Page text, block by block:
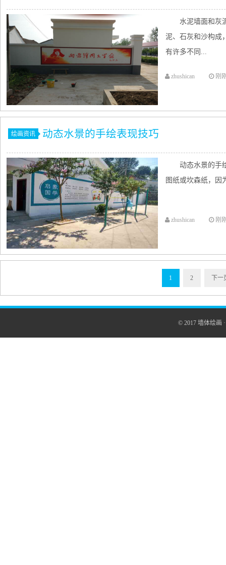
水泥墙面和
泥、石灰和沙构成
有许多不同...
zhushican 刚
绘画资讯 动态水景的手绘表现技巧
动态水景的手
图纸或坎森纸，因
zhushican 刚
1 2 下一
© 2017 墙体绘画